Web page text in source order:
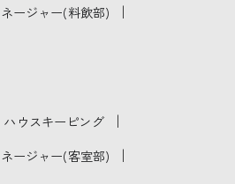
ージャー(料飲部) ｜
ハウスキーピング ｜
ージャー(客室部) ｜